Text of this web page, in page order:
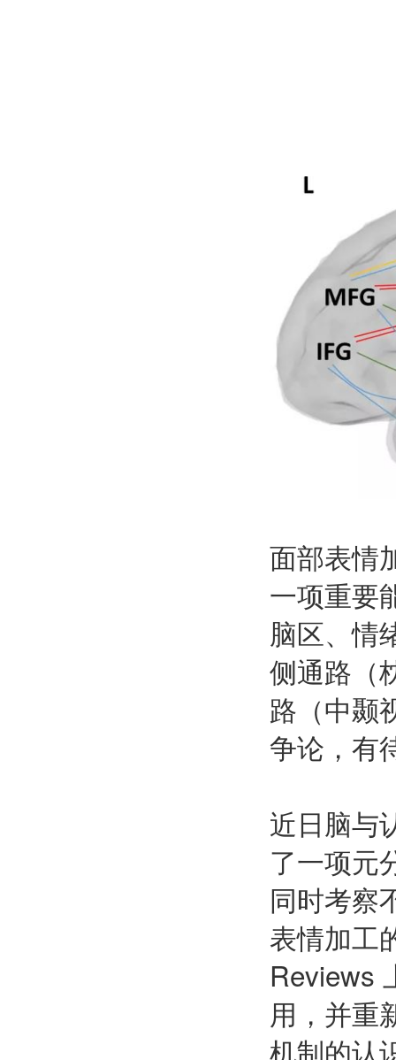
面部表情
一项重要
脑区、情
侧通路（
路（中颞
争论，有
近日脑与
了一项元
同时考察
表情加工
Reviews
用，并重
机制的认